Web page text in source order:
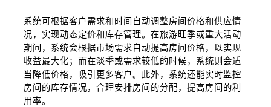
系统可根据客户需求和时间自动调整房间价格和供应情
况，实现动态定价和库存管理。在旅游旺季或重大活动
期间，系统会根据市场需求自动提高房间价格，以实现
收益最大化；而在淡季或需求较低的时候，系统则会适
当降低价格，吸引更多客户。此外，系统还能实时监控
房间的库存情况，合理安排房间的分配，提高房间的利
用率。